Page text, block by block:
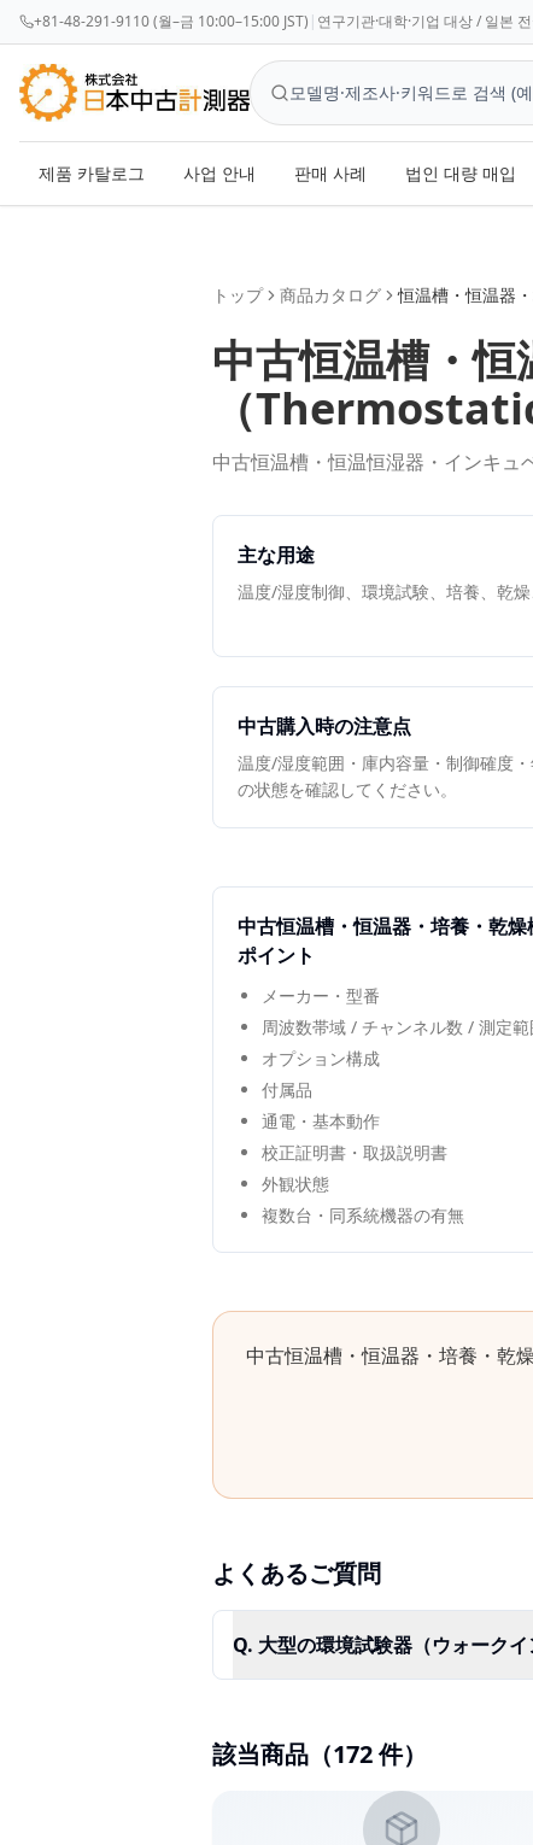
+81-48-291-9110 (월–금 10:00–15:00 JST) | 연구기관·대학·기업 대상 / 일본
제품 카탈로그 사업 안내 판매 사례 법인 대량 매입
トップ 商品カタログ 恒温槽・恒温器
中古恒温槽・恒
（
中古恒温槽・恒温恒湿器・インキュ
主な用途
温度/湿度制御、環境試験、培養、乾
中古購入時の注意点
温度/湿度範囲・庫内容量・制御確度
の状態を確認してください。
中古恒温槽・恒温器・培養・乾燥
ポイント
メーカー・型番
周波数帯域 / チャンネル数 / 測定
オプション構成
付属品
通電・基本動作
校正証明書・取扱説明書
外観状態
複数台・同系統機器の有無
中古恒温槽・恒温器・培養・乾
よくあるご質問
Q. 大型の環境試験器（ウォーク
該当商品（172件）